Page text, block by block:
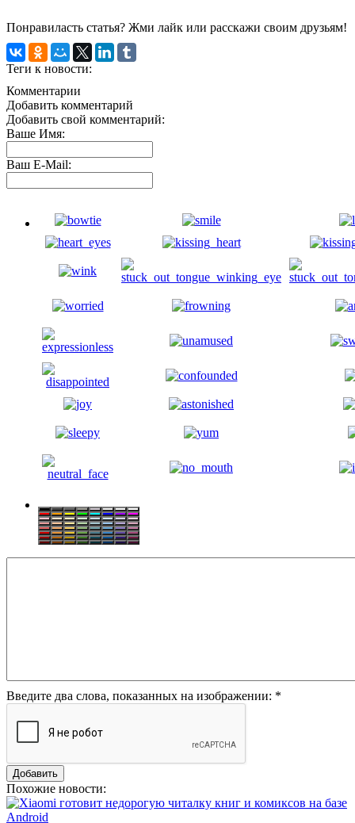
Понравиласть статья? Жми лайк или расскажи своим друзьям!
Теги к новости:
Комментарии
Добавить комментарий
Добавить свой комментарий:
Ваше Имя:
Ваш E-Mail:
Введите два слова, показанных на изображении: *
Похожие новости: